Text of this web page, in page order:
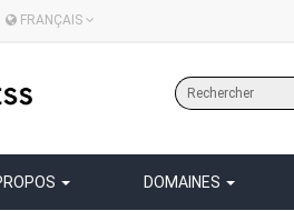
FRANÇAIS
DOMAINES